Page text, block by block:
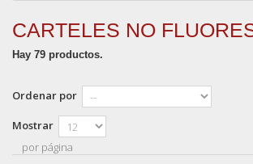
CARTELES NO
Hay 79 productos.
Ordenar por
Mostrar
por página